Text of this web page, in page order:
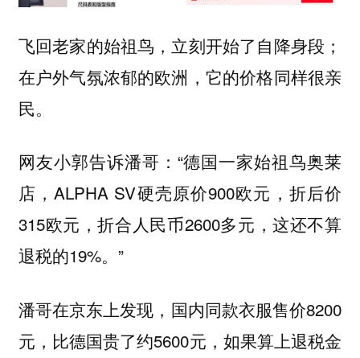
飞回老家的始祖鸟，立刻开始了自降身段；
在户外气氛浓郁的欧洲，它的价格同样很亲
民。
网友小郭告诉潘哥：“德国一家始祖鸟奥莱
店，ALPHA SV硬壳原价900欧元，折后价
315欧元，折合人民币2600多元，这还不算
退税的19%。”
潘哥在京东上发现，国内同款衣服售价8200
元，比德国贵了约5600元，如果算上退税金